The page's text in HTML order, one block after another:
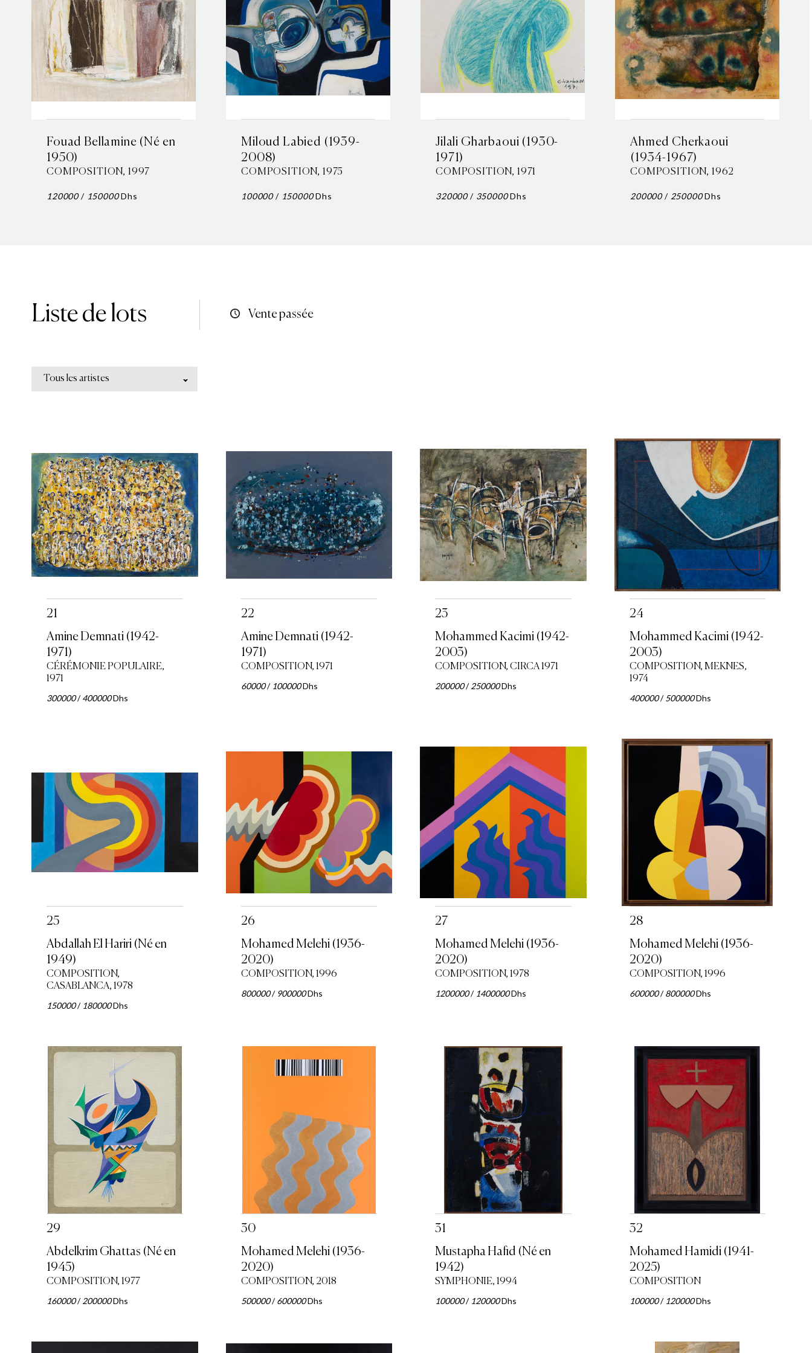
Fouad Bellamine (Né en
1950)
COMPOSITION, 1997
120000/ 150000Dhs
Miloud Labied (1939-
2008)
COMPOSITION, 1975
100000/ 150000Dhs
Jilali Gharbaoui (1930-
1971)
COMPOSITION, 1971
320000/ 350000Dhs
Ahmed Cherkaoui
(1934-1967)
COMPOSITION, 1962
200000/ 250000Dhs
Liste de lots Vente passée
Tous les artistes
21
Amine Demnati (1942-
1971)
CÉRÉMONIE POPULAIRE,
1971
300000/400000Dhs
22
Amine Demnati (1942-
1971)
COMPOSITION, 1971
60000/ 100000Dhs
23
Mohammed Kacimi (1942-
2003)
COMPOSITION, CIRCA 1971
200000/250000Dhs
24
Mohammed Kacimi (1942-
2003)
COMPOSITION, MEKNES,
1974
400000/500000Dhs
25
Abdallah El Hariri (Né en
1949)
COMPOSITION,
CASABLANCA, 1978
150000/ 180000Dhs
26
Mohamed Melehi (1936-
2020)
COMPOSITION, 1996
800000/ 900000Dhs
27
Mohamed Melehi (1936-
2020)
COMPOSITION, 1978
1200000/ 1400000Dhs
28
Mohamed Melehi (1936-
2020)
COMPOSITION, 1996
600000/800000Dhs
29
Abdelkrim Ghattas (Né en
1945)
COMPOSITION, 1977
160000/200000Dhs
30
Mohamed Melehi (1936-
2020)
COMPOSITION, 2018
500000/600000Dhs
31
Mustapha Hafid (Né en
1942)
SYMPHONIE, 1994
100000/ 120000Dhs
32
Mohamed Hamidi (1941-
2025)
COMPOSITION
100000/ 120000Dhs